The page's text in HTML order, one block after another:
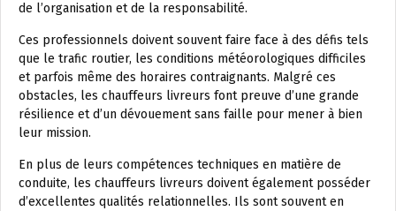
de l’organisation et de la responsabilité.
Ces professionnels doivent souvent faire face à des défis tels
que le trafic routier, les conditions météorologiques difficiles
et parfois même des horaires contraignants. Malgré ces
obstacles, les chauffeurs livreurs font preuve d’une grande
résilience et d’un dévouement sans faille pour mener à bien
leur mission.
En plus de leurs compétences techniques en matière de
conduite, les chauffeurs livreurs doivent également posséder
d’excellentes qualités relationnelles. Ils sont souvent en